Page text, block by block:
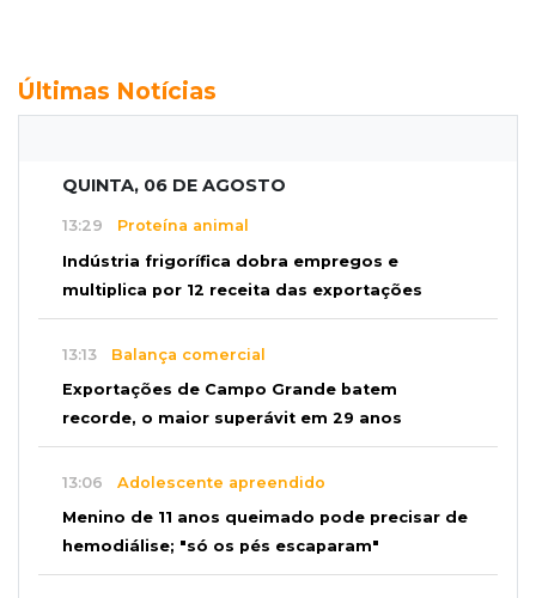
Últimas Notícias
QUINTA, 06 DE AGOSTO
13:29 Proteína animal
Indústria frigorífica dobra empregos e
multiplica por 12 receita das exportações
13:13 Balança comercial
Exportações de Campo Grande batem
recorde, o maior superávit em 29 anos
13:06 Adolescente apreendido
Menino de 11 anos queimado pode precisar de
hemodiálise; "só os pés escaparam"